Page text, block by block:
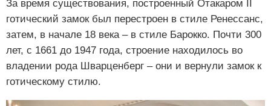
За время существования, построенный Отакаром II
готический замок был перестроен в стиле Ренессанс,
затем, в начале 18 века – в стиле Барокко. Почти 300
лет, с 1661 до 1947 года, строение находилось во
владении рода Шварценберг – они и вернули замок к
готическому стилю.